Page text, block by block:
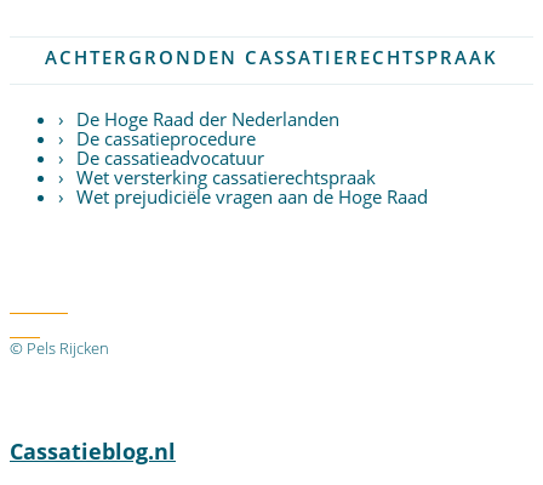
ACHTERGRONDEN CASSATIERECHTSPRAAK
De Hoge Raad der Nederlanden
De cassatieprocedure
De cassatieadvocatuur
Wet versterking cassatierechtspraak
Wet prejudiciële vragen aan de Hoge Raad
© Pels Rijcken
Cassatieblog.nl